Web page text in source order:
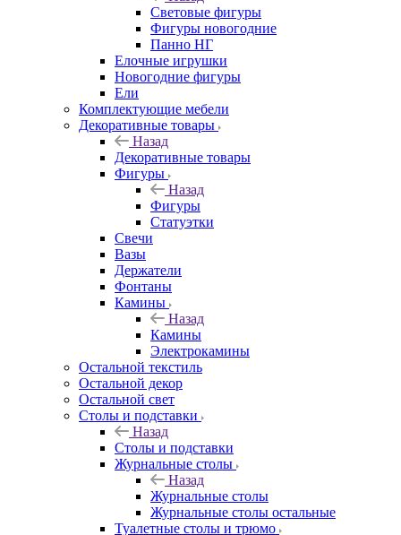
Световые фигуры
Фигуры новогодние
Панно НГ
Елочные игрушки
Новогодние фигуры
Ели
Комплектующие мебели
Декоративные товары
Назад
Декоративные товары
Фигуры
Назад
Фигуры
Статуэтки
Свечи
Вазы
Держатели
Фонтаны
Камины
Назад
Камины
Электрокамины
Остальной текстиль
Остальной декор
Остальной свет
Столы и подставки
Назад
Столы и подставки
Журнальные столы
Назад
Журнальные столы
Журнальные столы остальные
Туалетные столы и трюмо